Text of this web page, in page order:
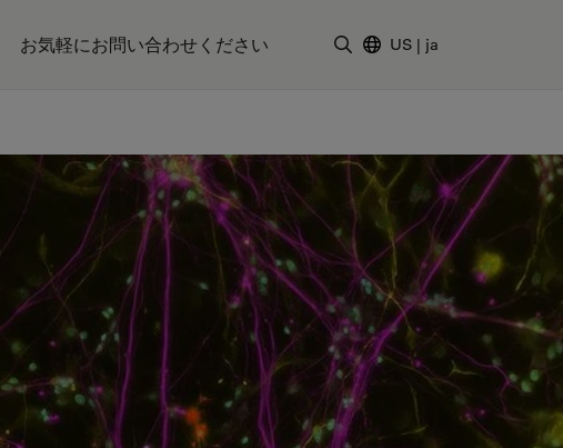
お気軽にお問い合わせください US | ja